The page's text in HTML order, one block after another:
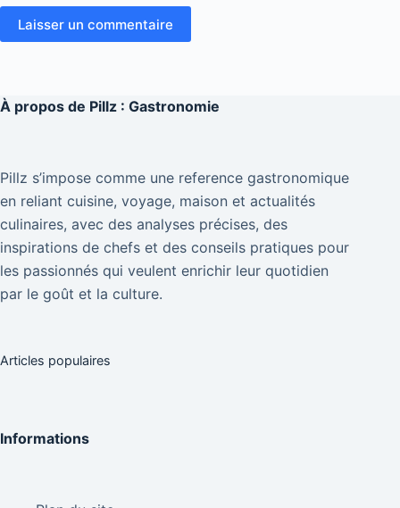
Laisser un commentaire
À propos de Pillz : Gastronomie
Pillz s’impose comme une reference gastronomique
en reliant cuisine, voyage, maison et actualités
culinaires, avec des analyses précises, des
inspirations de chefs et des conseils pratiques pour
les passionnés qui veulent enrichir leur quotidien
par le goût et la culture.
Articles populaires
Informations